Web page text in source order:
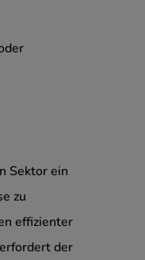
Sektor ein
zu
effizienter
der